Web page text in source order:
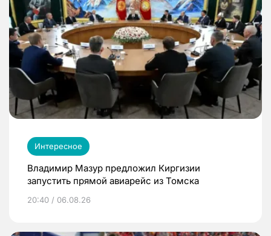
Интересное
Владимир Мазур предложил Киргизии
запустить прямой авиарейс из Томска
20:40 / 06.08.26